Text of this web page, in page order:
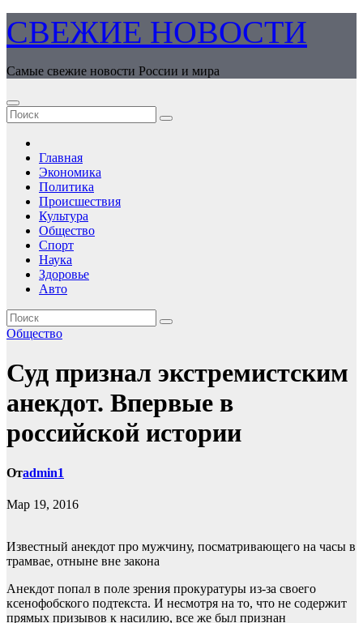
Перейти
к
содержимому
СВЕЖИЕ НОВОСТИ
Самые свежие новости России и мира
Главная
Экономика
Политика
Происшествия
Культура
Общество
Спорт
Наука
Здоровье
Авто
Общество
Суд признал экстремистским
анекдот. Впервые в
российской истории
Отadmin1
Мар 19, 2016
Известный анекдот про мужчину, посматривающего на часы в
трамвае, отныне вне закона
Анекдот попал в поле зрения прокуратуры из-за своего
ксенофобского подтекста. И несмотря на то, что не содержит
прямых призывов к насилию, все же был признан